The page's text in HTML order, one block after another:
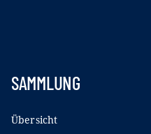
SAMMLUNG
Übersicht